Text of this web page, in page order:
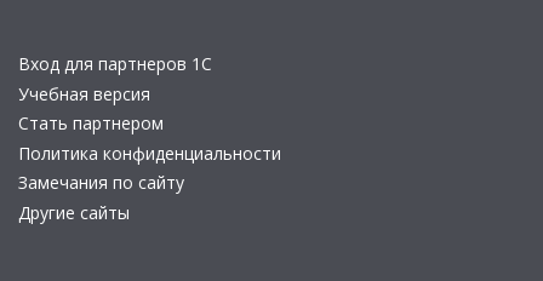
Вход для партнеров 1С
Учебная версия
Стать партнером
Политика конфиденциальности
Замечания по сайту
Другие сайты